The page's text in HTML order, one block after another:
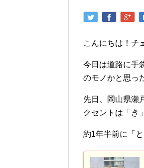
こんにちは！チ
今日は道路に手
のモノかと思っ
先日、岡山県瀬
クセントは「き
約1年半前に「